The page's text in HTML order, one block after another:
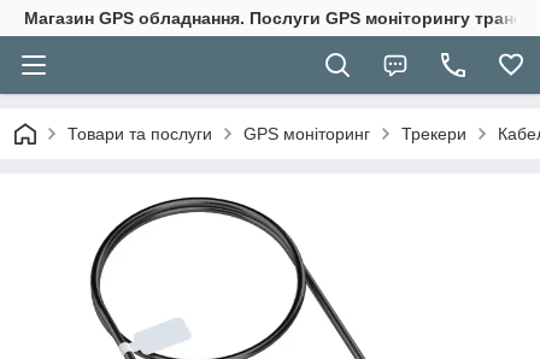
Магазин GPS обладнання. Послуги GPS моніторингу
Товари та послуги GPS моніторинг Трекери